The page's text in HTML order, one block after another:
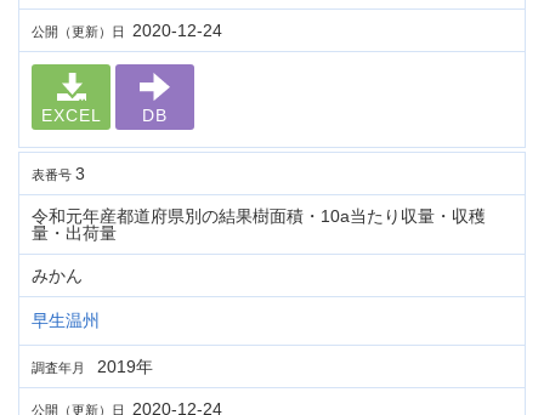
公開（更新）日 2020-12-24
EXCEL DB
表番号 3
令和元年産都道府県別の結果樹面積・10a当たり収量・収穫
量・出荷量
みかん
早生温州
調査年月 2019年
公開（更新）日 2020-12-24